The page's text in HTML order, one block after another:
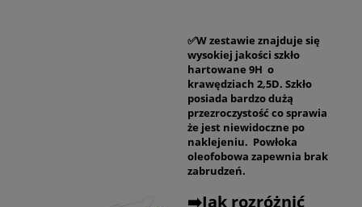
✅W zestawie znajduje się
wysokiej jakości szkło
hartowane 9H o
krawędziach 2,5D. Szkło
posiada bardzo dużą
przezroczystość co sprawia
że jest niewidoczne po
naklejeniu. Powłoka
oleofobowa zapewnia brak
zabrudzeń.
➡️Jak rozróżnić